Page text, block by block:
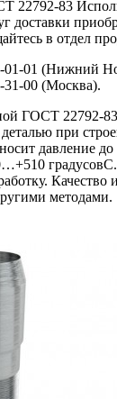
22792-83
доставки
в отдел
01-01 (Нижний
31-00 (Москва).
ГОСТ 22792-
при
давление
Качество
методами.